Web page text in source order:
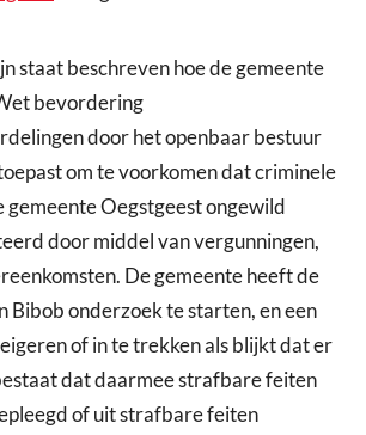
staat beschreven hoe de gemeente
bevordering
door het openbaar bestuur
om te voorkomen dat criminele
Oegstgeest ongewild
door middel van vergunningen,
De gemeente heeft de
Bibob onderzoek te starten, en een
of in te trekken als blijkt dat er
dat daarmee strafbare feiten
of uit strafbare feiten